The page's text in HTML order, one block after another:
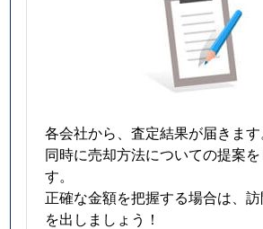
各会社から、査定結果が届きます
同時に売却方法についての提案
す。
正確な金額を把握する場合は、
を出しましょう！